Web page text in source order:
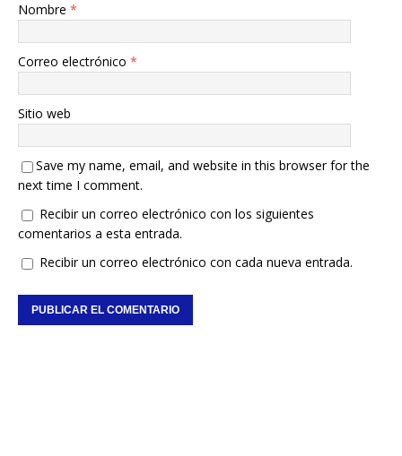
Nombre *
Correo electrónico *
Sitio web
Save my name, email, and website in this browser for the
next time I comment.
Recibir un correo electrónico con los siguientes
comentarios a esta entrada.
Recibir un correo electrónico con cada nueva entrada.